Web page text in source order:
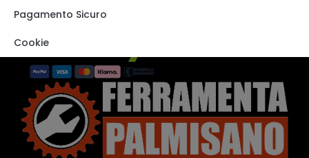
Pagamento Sicuro
Cookie